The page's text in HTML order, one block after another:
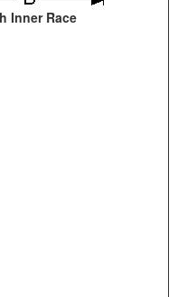
Inner Race